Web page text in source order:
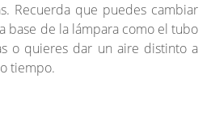
Recuerda que puedes cambiar
base de la lámpara como el tubo
o quieres dar un aire distinto a
tiempo.